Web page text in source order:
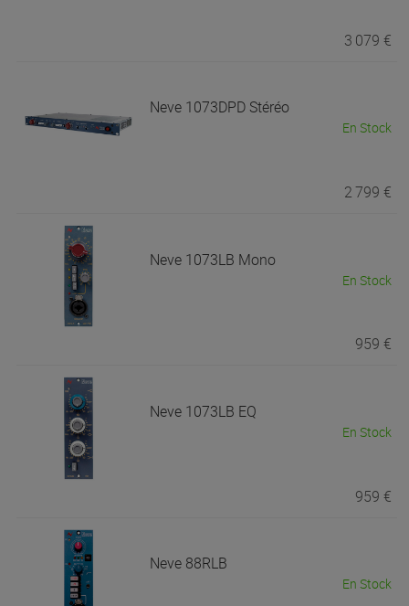
3 079 €
Neve 1073DPD Stéréo
En Stock
2 799 €
Neve 1073LB Mono
En Stock
959 €
Neve 1073LB EQ
En Stock
959 €
Neve 88RLB
En Stock